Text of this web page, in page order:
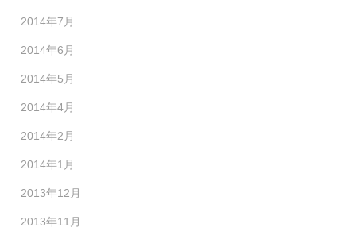
2014年7月
2014年6月
2014年5月
2014年4月
2014年2月
2014年1月
2013年12月
2013年11月